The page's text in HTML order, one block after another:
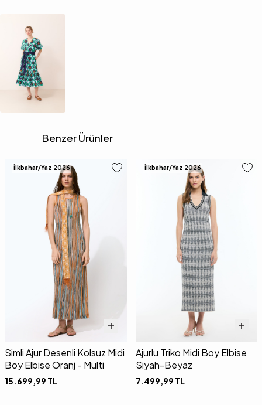
Benzer Ürünler
İlkbahar/Yaz 2026
Simli Ajur Desenli Kolsuz Midi
Boy Elbise Oranj - Multi
15.699,99 TL
İlkbahar/Yaz 2026
Ajurlu Triko Midi Boy Elbise
Siyah-Beyaz
7.499,99 TL